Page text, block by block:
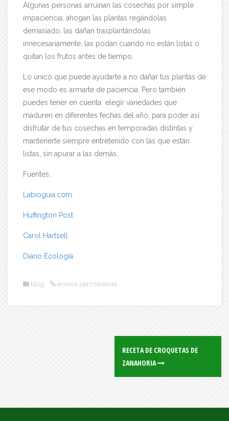
Algunas personas arruinan las cosechas por simple
impaciencia: ahogan las plantas regándolas
demasiado, las dañan trasplantándolas
innecesariamente, las podan cuando no están listas o
quitan los frutos antes de tiempo.
Lo único que puede ayudarte a no dañar tus plantas de
ese modo es armarte de paciencia. Pero también
puedes tener en cuenta elegir variedades que
maduren en diferentes fechas del año, para poder así
disfrutar de tus cosechas en temporadas distintas y
mantenerte siempre entretenido con las que están
listas, sin apurar a las demás.
Fuentes:
Labioguia.com
Huffington Post
Carol Hartsell
Diario Ecología
blog enlace permanente
RECETA DE CROQUETAS DE
ZANAHORIA